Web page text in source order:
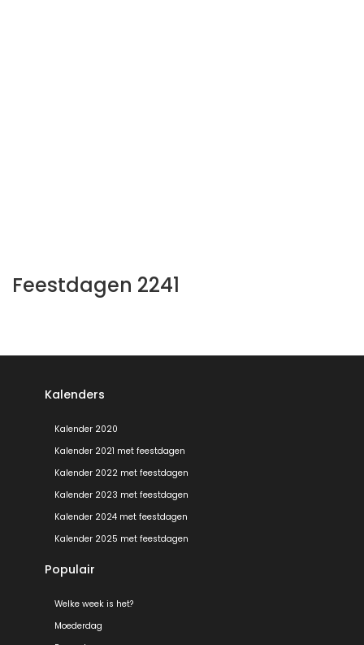
Feestdagen 2241
Kalenders
Kalender 2020
Kalender 2021 met feestdagen
Kalender 2022 met feestdagen
Kalender 2023 met feestdagen
Kalender 2024 met feestdagen
Kalender 2025 met feestdagen
Populair
Welke week is het?
Moederdag